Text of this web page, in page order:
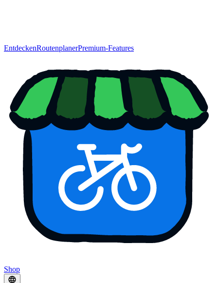
EntdeckenRoutenplanerPremium-Features
Shop